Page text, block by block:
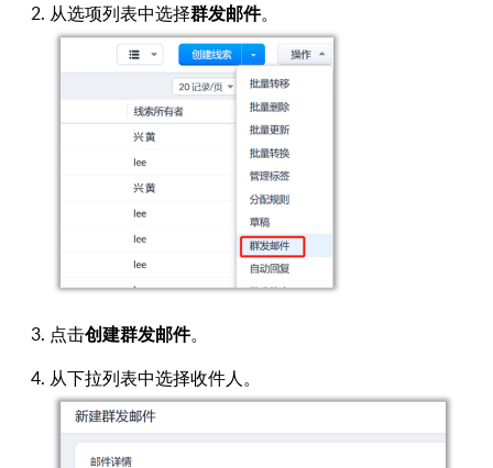
从选项列表中选择群发邮件。
点击创建群发邮件。
从下拉列表中选择收件人。